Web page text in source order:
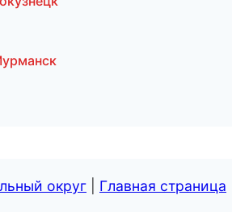
округ Главная страница